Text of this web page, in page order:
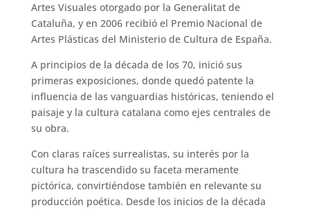
Artes Visuales otorgado por la Generalitat de
Cataluña, y en 2006 recibió el Premio Nacional de
Artes Plásticas del Ministerio de Cultura de España.
A principios de la década de los 70, inició sus
primeras exposiciones, donde quedó patente la
influencia de las vanguardias históricas, teniendo el
paisaje y la cultura catalana como ejes centrales de
su obra.
Con claras raíces surrealistas, su interés por la
cultura ha trascendido su faceta meramente
pictórica, convirtiéndose también en relevante su
producción poética. Desde los inicios de la década